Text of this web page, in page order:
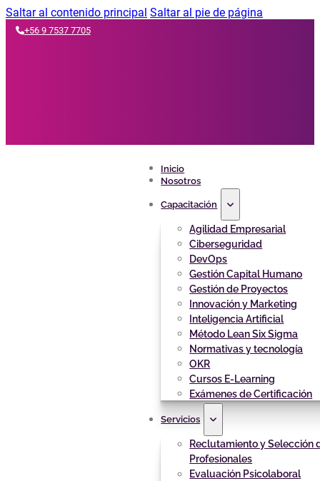
Saltar al contenido principal Saltar al pie de página
+56 9 7537 7705
Inicio
Nosotros
Capacitación
Agilidad Empresarial
Ciberseguridad
DevOps
Gestión Capital Humano
Gestión de Proyectos
Innovación y Marketing
Inteligencia Artificial
Método Lean Six Sigma
Normativas y tecnología
OKR
Cursos E-Learning
Exámenes de Certificación
Servicios
Reclutamiento y Selección
Profesionales
Evaluación Psicolaboral